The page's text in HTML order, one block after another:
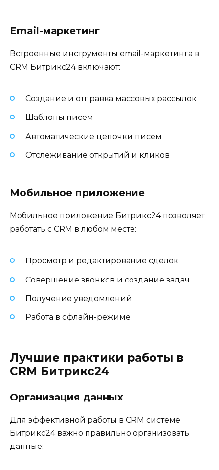
Email-маркетинг
Встроенные инструменты email-маркетинга в
CRM Битрикс24 включают:
Создание и отправка массовых рассылок
Шаблоны писем
Автоматические цепочки писем
Отслеживание открытий и кликов
Мобильное приложение
Мобильное приложение Битрикс24 позволяет
работать с CRM в любом месте:
Просмотр и редактирование сделок
Совершение звонков и создание задач
Получение уведомлений
Работа в офлайн-режиме
Лучшие практики работы в
CRM Битрикс24
Организация данных
Для эффективной работы в CRM системе
Битрикс24 важно правильно организовать
данные: